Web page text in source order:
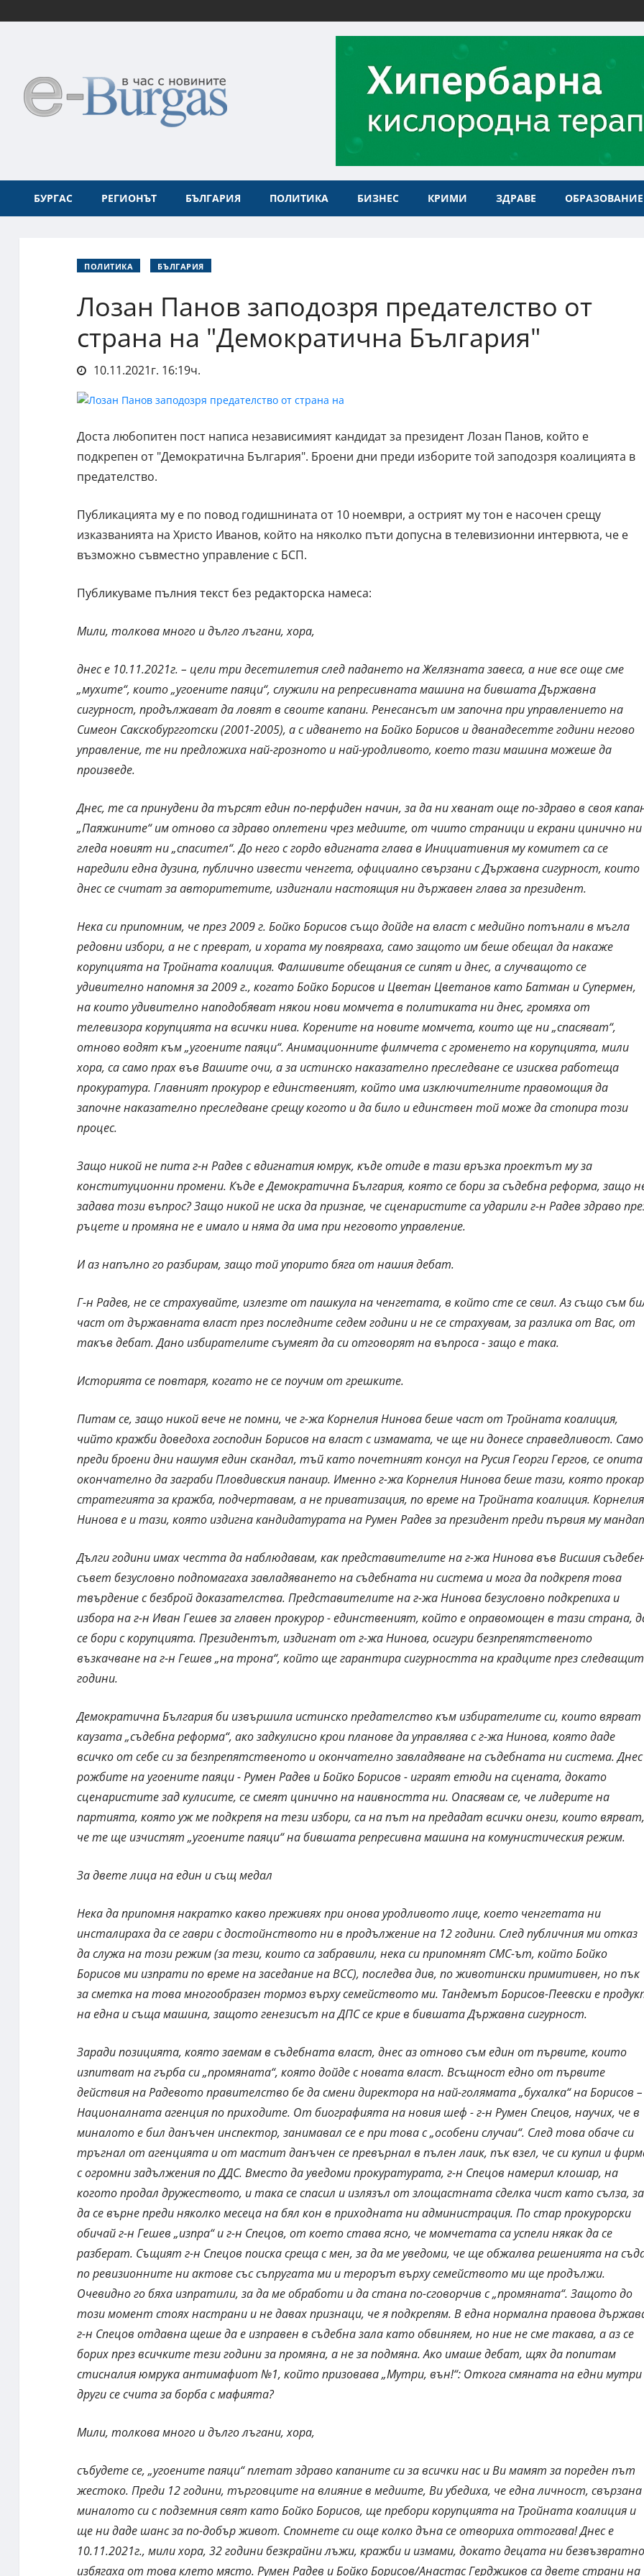
БУРГАС РЕГИОНЪТ БЪЛГАРИЯ ПОЛИТИКА БИЗНЕС КРИМИ ЗДРАВЕ ОБРАЗОВАНИЕ
ПОЛИТИКА БЪЛГАРИЯ
Лозан Панов заподозря предателство от
страна на "Демократична България"
10.11.2021г. 16:19ч.
Доста любопитен пост написа независимият кандидат за президент Лозан Панов, който е
подкрепен от "Демократична България". Броени дни преди изборите той заподозря коалицията в
предателство.
Публикацията му е по повод годишнината от 10 ноември, а острият му тон е насочен срещу
изказванията на Христо Иванов, който на няколко пъти допусна в телевизионни интервюта, че е
възможно съвместно управление с БСП.
Публикуваме пълния текст без редакторска намеса:
Мили, толкова много и дълго лъгани, хора,
днес е 10.11.2021г. – цели три десетилетия след падането на Желязната завеса, а ние все още сме
„мухите“, които „угоените паяци“, служили на репресивната машина на бившата Държавна
сигурност, продължават да ловят в своите капани. Ренесансът им започна при управлението на
Симеон Сакскобургготски (2001-2005), а с идването на Бойко Борисов и дванадесетте години негово
управление, те ни предложиха най-грозното и най-уродливото, което тази машина можеше да
произведе.
Днес, те са принудени да търсят един по-перфиден начин, за да ни хванат още по-здраво в своя
„Паяжините“ им отново са здраво оплетени чрез медиите, от чиито страници и екрани цинично ни
гледа новият ни „спасител“. До него с гордо вдигната глава в Инициативния му комитет са се
наредили една дузина, публично извести ченгета, официално свързани с Държавна сигурност, които
днес се считат за авторитетите, издигнали настоящия ни държавен глава за президент.
Нека си припомним, че през 2009 г. Бойко Борисов също дойде на власт с медийно потънали в мъгла
редовни избори, а не с преврат, и хората му повярваха, само защото им беше обещал да накаже
корупцията на Тройната коалиция. Фалшивите обещания се сипят и днес, а случващото се
удивително напомня за 2009 г., когато Бойко Борисов и Цветан Цветанов като Батман и Супермен,
на които удивително наподобяват някои нови момчета в политиката ни днес, громяха от
телевизора корупцията на всички нива. Корените на новите момчета, които ще ни „спасяват“,
отново водят към „угоените паяци“. Анимационните филмчета с громенето на корупцията, мили
хора, са само прах във Вашите очи, а за истинско наказателно преследване се изисква работеща
прокуратура. Главният прокурор е единственият, който има изключителните правомощия да
започне наказателно преследване срещу когото и да било и единствен той може да стопира този
процес.
Защо никой не пита г-н Радев с вдигнатия юмрук, къде отиде в тази връзка проектът му за
конституционни промени. Къде е Демократична България, която се бори за съдебна реформа, защо
задава този въпрос? Защо никой не иска да признае, че сценаристите са ударили г-н Радев здраво
ръцете и промяна не е имало и няма да има при неговото управление.
И аз напълно го разбирам, защо той упорито бяга от нашия дебат.
Г-н Радев, не се страхувайте, излезте от пашкула на ченгетата, в който сте се свил. Аз също съм
част от държавната власт през последните седем години и не се страхувам, за разлика от Вас, от
такъв дебат. Дано избирателите съумеят да си отговорят на въпроса - защо е така.
Историята се повтаря, когато не се поучим от грешките.
Питам се, защо никой вече не помни, че г-жа Корнелия Нинова беше част от Тройната коалиция,
чийто кражби доведоха господин Борисов на власт с измамата, че ще ни донесе справедливост. Само
преди броени дни нашумя един скандал, тъй като почетният консул на Русия Георги Гергов, се опита
окончателно да заграби Пловдивския панаир. Именно г-жа Корнелия Нинова беше тази, която
стратегията за кражба, подчертавам, а не приватизация, по време на Тройната коалиция. Корнелия
Нинова е и тази, която издигна кандидатурата на Румен Радев за президент преди първия му
Дълги години имах честта да наблюдавам, как представителите на г-жа Нинова във Висшия
съвет безусловно подпомагаха завладяването на съдебната ни система и мога да подкрепя това
твърдение с безброй доказателства. Представителите на г-жа Нинова безусловно подкрепиха и
избора на г-н Иван Гешев за главен прокурор - единственият, който е оправомощен в тази страна,
се бори с корупцията. Президентът, издигнат от г-жа Нинова, осигури безпрепятственото
възкачване на г-н Гешев „на трона“, който ще гарантира сигурността на крадците през
години.
Демократична България би извършила истинско предателство към избирателите си, които вярват
каузата „съдебна реформа“, ако задкулисно крои планове да управлява с г-жа Нинова, която даде
всичко от себе си за безпрепятственото и окончателно завладяване на съдебната ни система. Днес
рожбите на угоените паяци - Румен Радев и Бойко Борисов - играят етюди на сцената, докато
сценаристите зад кулисите, се смеят цинично на наивността ни. Опасявам се, че лидерите на
партията, която уж ме подкрепя на тези избори, са на път на предадат всички онези, които вярват,
че те ще изчистят „угоените паяци“ на бившата репресивна машина на комунистическия режим.
За двете лица на един и същ медал
Нека да припомня накратко какво преживях при онова уродливото лице, което ченгетата ни
инсталираха да се гаври с достойнството ни в продължение на 12 години. След публичния ми отказ
да служа на този режим (за тези, които са забравили, нека си припомнят СМС-ът, който Бойко
Борисов ми изпрати по време на заседание на ВСС), последва див, по животински примитивен, но пък
за сметка на това многообразен тормоз върху семейството ми. Тандемът Борисов-Пеевски е
на една и съща машина, защото генезисът на ДПС се крие в бившата Държавна сигурност.
Заради позицията, която заемам в съдебната власт, днес аз отново съм един от първите, които
изпитват на гърба си „промяната“, която дойде с новата власт. Всъщност едно от първите
действия на Радевото правителство бе да смени директора на най-голямата „бухалка“ на Борисов –
Националната агенция по приходите. От биографията на новия шеф - г-н Румен Спецов, научих, че в
миналото е бил данъчен инспектор, занимавал се е при това с „особени случаи“. След това обаче си
тръгнал от агенцията и от мастит данъчен се превърнал в пълен лаик, пък взел, че си купил и
с огромни задължения по ДДС. Вместо да уведоми прокуратурата, г-н Спецов намерил клошар, на
когото продал дружеството, и така се спасил и излязъл от злощастната сделка чист като сълза, за
да се върне преди няколко месеца на бял кон в приходната ни администрация. По стар прокурорски
обичай г-н Гешев „изпра“ и г-н Спецов, от което става ясно, че момчетата са успели някак да се
разберат. Същият г-н Спецов поиска среща с мен, за да ме уведоми, че ще обжалва решенията на
по ревизионните ни актове със съпругата ми и терорът върху семейството ми ще продължи.
Очевидно го бяха изпратили, за да ме обработи и да стана по-сговорчив с „промяната“. Защото до
този момент стоях настрани и не давах признаци, че я подкрепям. В една нормална правова
г-н Спецов отдавна щеше да е изправен в съдебна зала като обвиняем, но ние не сме такава, а аз се
борих през всичките тези години за промяна, а не за подмяна. Ако имаше дебат, щях да попитам
стисналия юмрука антимафиот №1, който призовава „Мутри, вън!“: Откога смяната на едни мутри
други се счита за борба с мафията?
Мили, толкова много и дълго лъгани, хора,
събудете се, „угоените паяци“ плетат здраво капаните си за всички нас и Ви мамят за пореден път
жестоко. Преди 12 години, търговците на влияние в медиите, Ви убедиха, че една личност,
миналото си с подземния свят като Бойко Борисов, ще пребори корупцията на Тройната коалиция и
ще ни даде шанс за по-добър живот. Спомнете си още колко дъна се отвориха оттогава! Днес е
10.11.2021г., мили хора, 32 години безкрайни лъжи, кражби и измами, докато децата ни безвъзвратно
избягаха от това клето място. Румен Радев и Бойко Борисов/Анастас Герджиков са двете страни на